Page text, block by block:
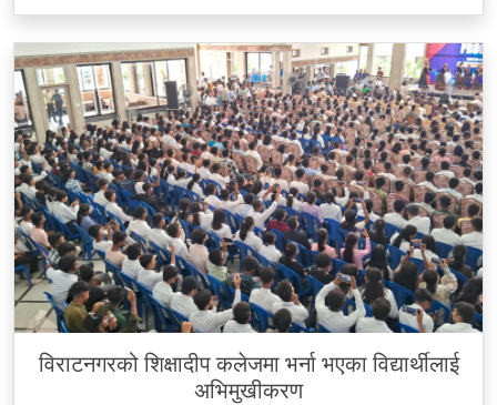
विराटनगरको शिक्षादीप कलेजमा भर्ना भएका विद्यार्थीलाई
अभिमुखीकरण